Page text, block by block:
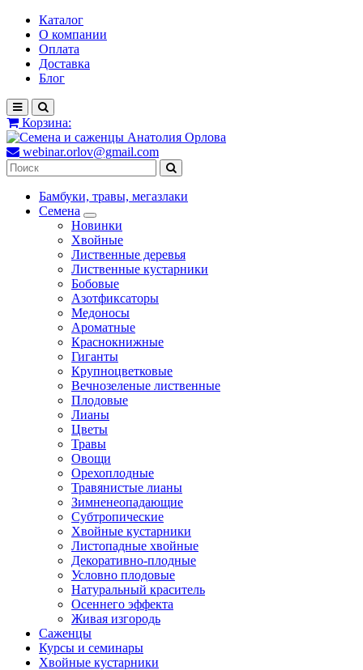
Каталог
О компании
Оплата
Доставка
Блог
Корзина:
webinar.orlov@gmail.com
Бамбуки, травы, мегазлаки
Семена
Новинки
Хвойные
Лиственные деревья
Лиственные кустарники
Бобовые
Азотфиксаторы
Медоносы
Ароматные
Краснокнижные
Гиганты
Крупноцветковые
Вечнозеленые лиственные
Плодовые
Лианы
Цветы
Травы
Овощи
Орехоплодные
Травянистые лианы
Зимненеопадающие
Субтропические
Хвойные кустарники
Листопадные хвойные
Декоративно-плодные
Условно плодовые
Натуральный краситель
Осеннего эффекта
Живая изгородь
Саженцы
Курсы и семинары
Хвойные кустарники